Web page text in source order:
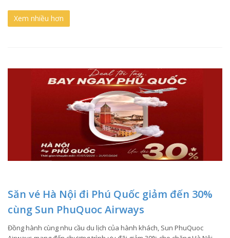
Xem nhiều hơn
Săn vé Hà Nội đi Phú Quốc giảm đến 30%
cùng Sun PhuQuoc Airways
Đồng hành cùng nhu cầu du lịch của hành khách, Sun PhuQuoc